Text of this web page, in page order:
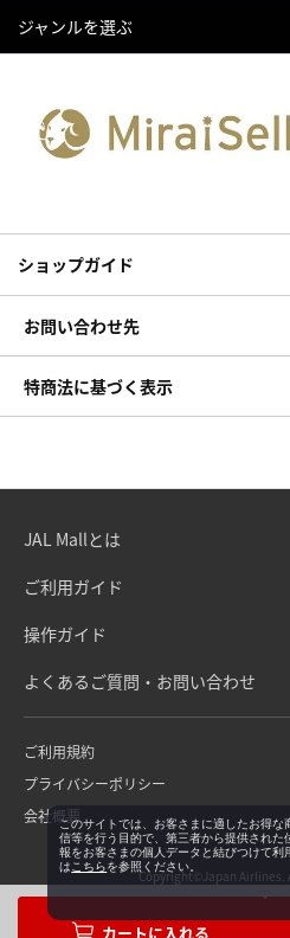
ジャンルを選ぶ
ショップガイド
お問い合わせ先
特商法に基づく表示
JAL Mallとは
ご利用ガイド
操作ガイド
よくあるご質問・お問い合わせ
ご利用規約
プライバシーポリシー
会社概要
Copyright©Japan Airlines.
このサイトでは、お客さまに適したお得
信等を行う目的で、第三者から提供された
報をお客さまの個人データと結びつけて利
は こちらを参照ください。